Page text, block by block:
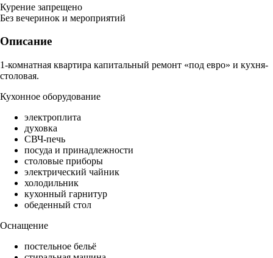
Курение запрещено
Без вечеринок и мероприятий
Описание
1-комнатная квартира капитальный ремонт «под евро» и кухня-
столовая.
Кухонное оборудование
электроплита
духовка
СВЧ-печь
посуда и принадлежности
столовые приборы
электрический чайник
холодильник
кухонный гарнитур
обеденный стол
Оснащение
постельное бельё